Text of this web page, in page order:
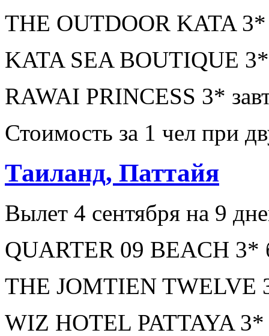
THE OUTDOOR KATA 3*
KATA SEA BOUTIQUE 3*
RAWAI PRINCESS 3*
Стоимость за 1 чел при
Таиланд, Паттайя
Вылет 4 сентября на 9
QUARTER 09 BEACH 3*
THE JOMTIEN TWELVE
WIZ HOTEL PATTAYA 3*